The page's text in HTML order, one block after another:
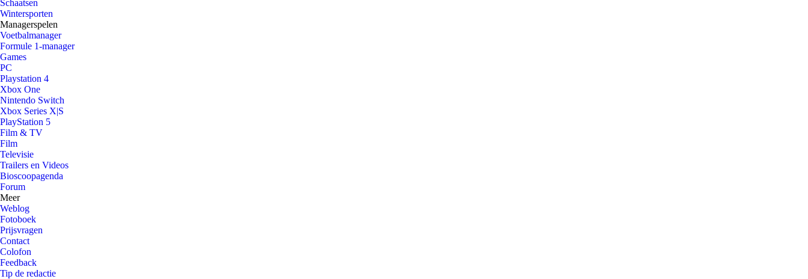
Schaatsen
Wintersporten
Managerspelen
Voetbalmanager
Formule 1-manager
Games
PC
Playstation 4
Xbox One
Nintendo Switch
Xbox Series X|S
PlayStation 5
Film & TV
Film
Televisie
Trailers en Videos
Bioscoopagenda
Forum
Meer
Weblog
Fotoboek
Prijsvragen
Contact
Colofon
Feedback
Tip de redactie